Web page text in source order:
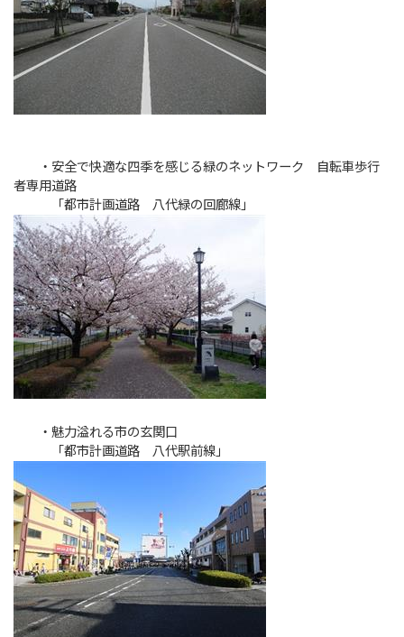
・安全で快適な四季を感じる緑のネットワーク 自転車歩行
者専用道路
「都市計画道路 八代緑の回廊線」
・魅力溢れる市の玄関口
「都市計画道路 八代駅前線」